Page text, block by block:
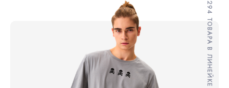
294 ТОВАРА В ЛИНЕЙКЕ